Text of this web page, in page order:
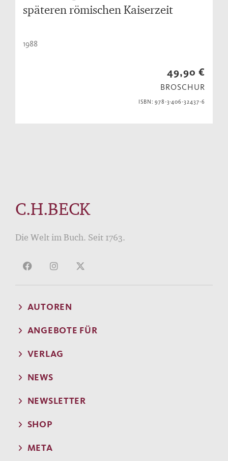
späteren römischen Kaiserzeit
1988
49,90 €
BROSCHUR
ISBN: 978-3-406-32437-6
C.H.BECK
Die Welt im Buch. Seit 1763.
AUTOREN
ANGEBOTE FÜR
VERLAG
NEWS
NEWSLETTER
SHOP
META